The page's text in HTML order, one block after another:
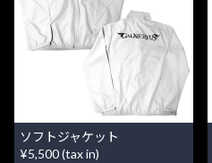
ソフトジャケット
¥5,500 (tax in)